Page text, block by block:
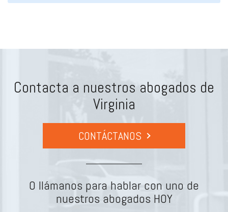
Contacta a nuestros abogados de
Virginia
CONTÁCTANOS
O llámanos para hablar con uno de
nuestros abogados HOY